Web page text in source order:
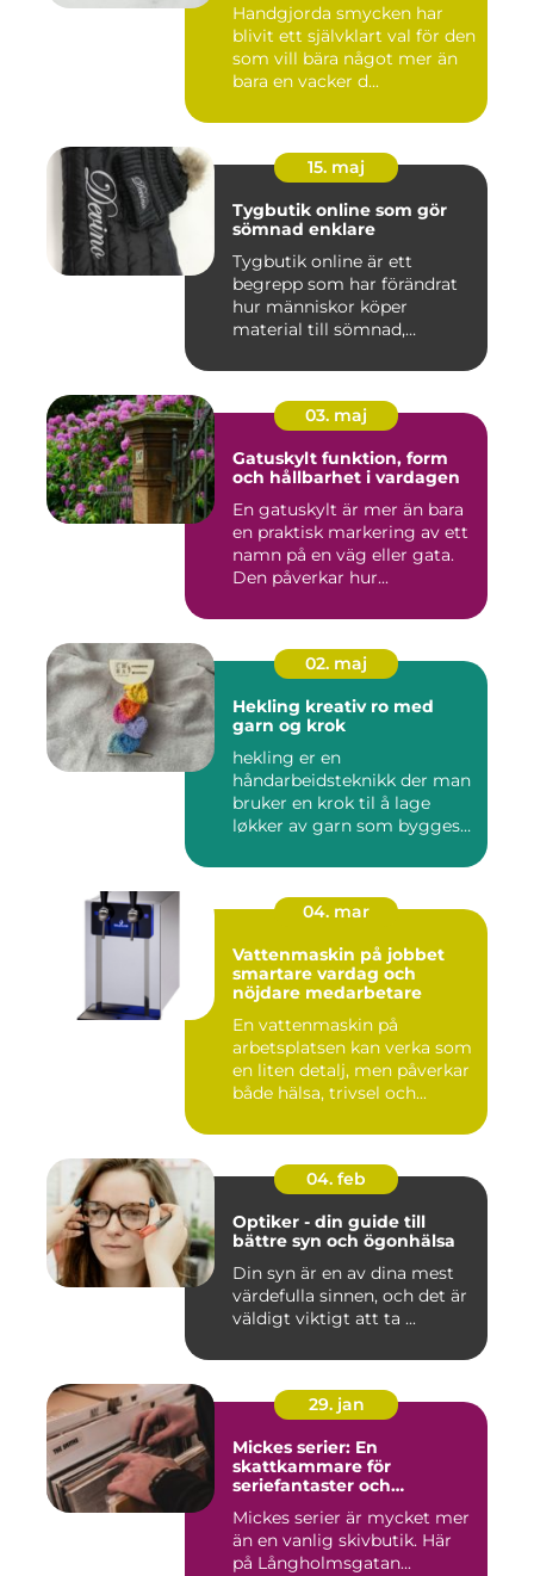
Handgjorda smycken har
blivit ett självklart val för den
som vill bära något mer än
bara en vacker d...
15. maj
Tygbutik online som gör
sömnad enklare
Tygbutik online är ett
begrepp som har förändrat
hur människor köper
material till sömnad,
03. maj
Gatuskylt funktion, form
och hållbarhet i vardagen
En gatuskylt är mer än bara
en praktisk markering av ett
namn på en väg eller gata.
Den påverkar hur...
02. maj
Hekling kreativ ro med
garn og krok
hekling er en
håndarbeidsteknikk der man
bruker en krok til å lage
løkker av garn som bygges
04. mar
Vattenmaskin på jobbet
smartare vardag och
nöjdare medarbetare
En vattenmaskin på
arbetsplatsen kan verka som
en liten detalj, men påverkar
både hälsa, trivsel och...
04. feb
Optiker - din guide till
bättre syn och ögonhälsa
Din syn är en av dina mest
värdefulla sinnen, och det är
väldigt viktigt att ta ...
29. jan
Mickes serier: En
skattkammare för
seriefantaster och
Mickes serier är mycket mer
än en vanlig skivbutik. Här
på Långholmsgatan...